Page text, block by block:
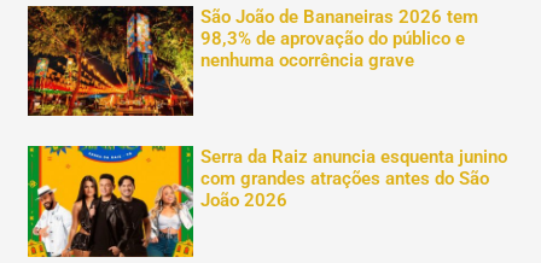
São João de Bananeiras 2026 tem
98,3% de aprovação do público e
nenhuma ocorrência grave
Serra da Raiz anuncia esquenta junino
com grandes atrações antes do São
João 2026